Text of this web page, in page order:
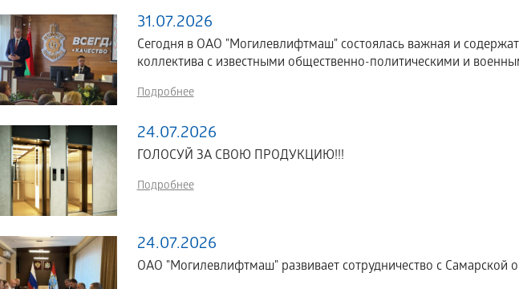
31.07.2026
Сегодня в ОАО "Могилевлифтмаш" состоялась важная и
коллектива с известными общественно-политическими и
Подробнее
24.07.2026
ГОЛОСУЙ ЗА СВОЮ ПРОДУКЦИЮ!!!
Подробнее
24.07.2026
ОАО "Могилевлифтмаш" развивает сотрудничество с Самарской